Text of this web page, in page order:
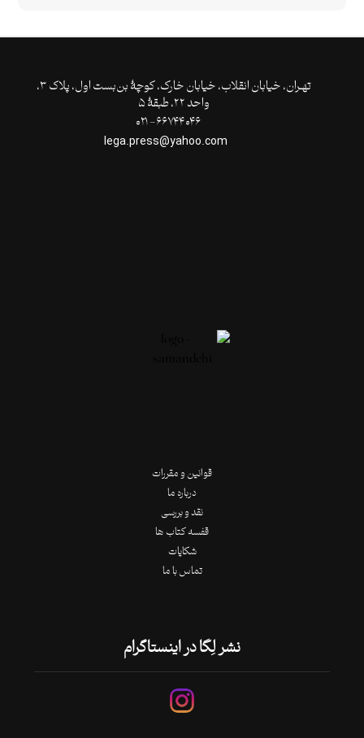
تهـران،‌ خیابان انقلاب، خیابان خارک، کوچۀ بن‌بست اول، پلاک ۳،
واحد ۲۲، طبقۀ ۵
قوانین و مقررات
درباره ما
نقد و بررسی
قفسه کتاب ها
شکایات
تماس با ما
نشر لِگا در اینستاگرام